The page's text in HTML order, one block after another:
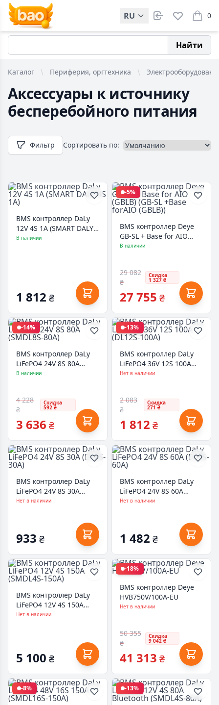
RU 0
items
Найти
Каталог Периферия, оргтехника
Аксессуары к источнику
бесперебойного питания
Фильтр Сортировать по:
BMS контроллер DaLy
12V 4S 1A (SMART DALY
4S 1A)
В наличии
1 812 ₴
-5%
BMS контроллер Deye
GB-SL + Base for AIO
(GBLB) (GB-SL +Base
В наличии
29 082
₴
Скидка
1 327 ₴
27 755 ₴
-14%
BMS контроллер DaLy
LiFePO4 24V 8S 80A
(SMDL8S-80A)
В наличии
4 228
₴
Скидка
592 ₴
3 636 ₴
-13%
BMS контроллер DaLy
LiFePO4 36V 12S 100A
(DL12S-100A)
Нет в наличии
2 083
₴
Скидка
271 ₴
1 812 ₴
BMS контроллер DaLy
LiFePO4 24V 8S 30A
(DL8S-30A)
Нет в наличии
933 ₴
BMS контроллер DaLy
LiFePO4 24V 8S 60A
(DL8S-60A)
Нет в наличии
1 482 ₴
BMS контроллер DaLy
LiFePO4 12V 4S 150A
(SMDL4S-150A)
Нет в наличии
5 100 ₴
-18%
BMS контроллер Deye
HVB750V/100A-EU
Нет в наличии
50 355
₴
Скидка
9 042 ₴
41 313 ₴
-8% -13%